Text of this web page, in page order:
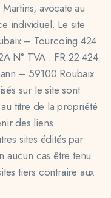
avocate au
individuel. Le site
– Tourcoing 424
N° TVA : FR 22 424
– 59100 Roubaix
sur le site sont
titre de la propriété
des liens
sites édités par
aucun cas être tenu
tiers contraire aux